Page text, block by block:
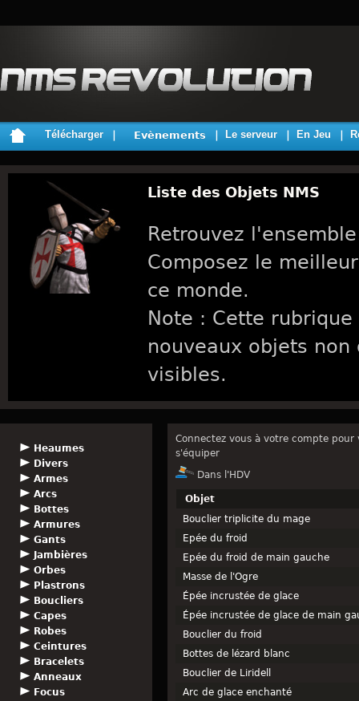
Télécharger Evènements Le serveur En Jeu
Liste des Objets NMS
Retrouvez
Composez le
ce monde.
Note : Cette
nouveaux objets
visibles.
Heaumes
Divers
Armes
Arcs
Bottes
Armures
Gants
Jambières
Orbes
Plastrons
Boucliers
Capes
Robes
Ceintures
Bracelets
Anneaux
Focus
Connectez vous à votre compte pour
s'équiper
Dans l'HDV
Objet
Bouclier triplicite du mage
Epée du froid
Epée du froid de main gauche
Masse de l'Ogre
Épée incrustée de glace
Épée incrustée de glace de main
Bouclier du froid
Bottes de lézard blanc
Bouclier de Liridell
Arc de glace enchanté